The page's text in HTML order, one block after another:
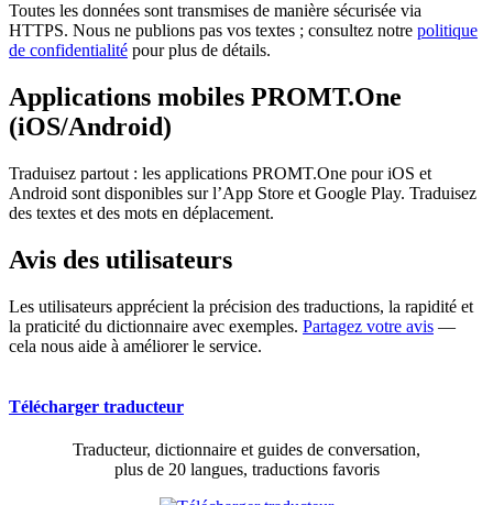
Toutes les données sont transmises de manière sécurisée via
HTTPS. Nous ne publions pas vos textes ; consultez notre politique
de confidentialité pour plus de détails.
Applications mobiles PROMT.One
(iOS/Android)
Traduisez partout : les applications PROMT.One pour iOS et
Android sont disponibles sur l’App Store et Google Play. Traduisez
des textes et des mots en déplacement.
Avis des utilisateurs
Les utilisateurs apprécient la précision des traductions, la rapidité et
la praticité du dictionnaire avec exemples. Partagez votre avis —
cela nous aide à améliorer le service.
Télécharger traducteur
Traducteur, dictionnaire et guides de conversation,
plus de 20 langues, traductions favoris